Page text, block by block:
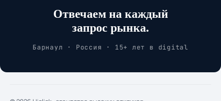
Отвечаем на каждый
запрос рынка.
Барнаул · Россия · 15+ лет в digital